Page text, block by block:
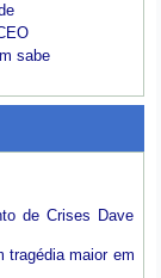
sabe
de Crises Dave
tragédia maior em